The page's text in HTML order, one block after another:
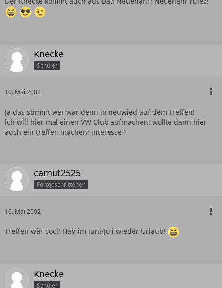
Knecke
Schüler
10. Mai 2002
Ja das stimmt wer war denn in neuwied auf dem Treffen!
ich will hier mal einen VW Club aufmachen! wollte dann hier
auch ein treffen machen! interesse?
carnut2525
Fortgeschrittener
10. Mai 2002
Treffen wär cool! Hab im Juni/Juli wieder Urlaub!
Knecke
Schüler